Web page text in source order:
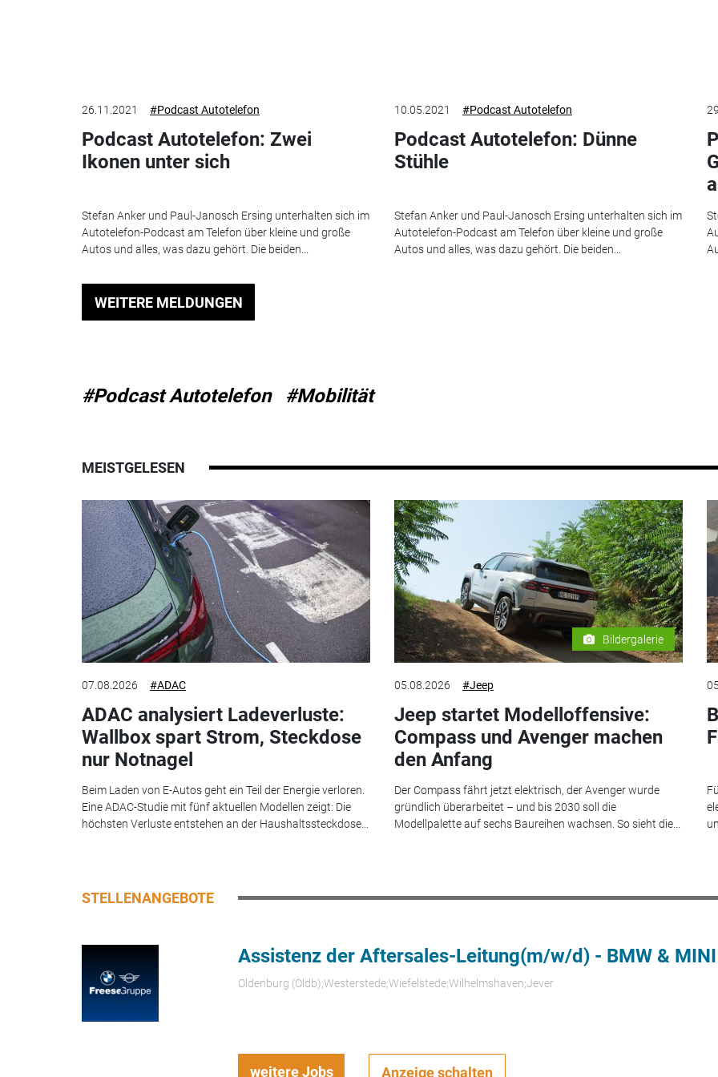
26.11.2021 #Podcast Autotelefon
Podcast Autotelefon: Zwei
Ikonen unter sich
Stefan Anker und Paul-Janosch Ersing unterhalten sich im
Autotelefon-Podcast am Telefon über kleine und große
Autos und alles, was dazu gehört. Die beiden...
10.05.2021 #Podcast Autotelefon
Podcast Autotelefon: Dünne
Stühle
Stefan Anker und Paul-Janosch Ersing unterhalten sich im
Autotelefon-Podcast am Telefon über kleine und große
Autos und alles, was dazu gehört. Die beiden...
WEITERE MELDUNGEN
#Podcast Autotelefon #Mobilität
MEISTGELESEN
07.08.2026 #ADAC
ADAC analysiert Ladeverluste:
Wallbox spart Strom, Steckdose
nur Notnagel
Beim Laden von E-Autos geht ein Teil der Energie verloren.
Eine ADAC-Studie mit fünf aktuellen Modellen zeigt: Die
höchsten Verluste entstehen an der Haushaltssteckdose...
Bildergalerie
05.08.2026 #Jeep
Jeep startet Modelloffensive:
Compass und Avenger machen
den Anfang
Der Compass fährt jetzt elektrisch, der Avenger wurde
gründlich überarbeitet – und bis 2030 soll die
Modellpalette auf sechs Baureihen wachsen. So sieht die...
STELLENANGEBOTE
Assistenz der Aftersales-Leitung(m/w/d) - BMW & MINI
Oldenburg (Oldb);Westerstede;Wiefelstede;Wilhelmshaven;Jever
weitere Jobs Anzeige schalten